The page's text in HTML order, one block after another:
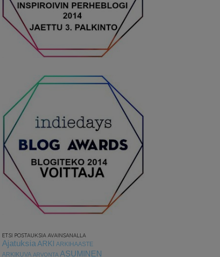
ETSI POSTAUKSIA AVAINSANALLA
AjatuksiaARKI ARKIHAASTE
ARKIKUVA ARVONTA ASUMINEN